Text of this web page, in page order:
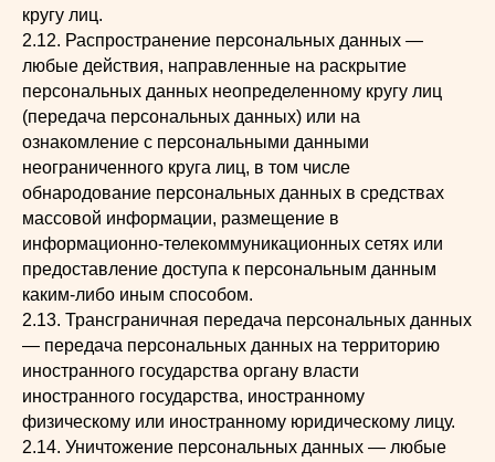
кругу лиц.
2.12. Распространение персональных данных —
любые действия, направленные на раскрытие
персональных данных неопределенному кругу лиц
(передача персональных данных) или на
ознакомление с персональными данными
неограниченного круга лиц, в том числе
обнародование персональных данных в средствах
массовой информации, размещение в
информационно-телекоммуникационных сетях или
предоставление доступа к персональным данным
каким-либо иным способом.
2.13. Трансграничная передача персональных данных
— передача персональных данных на территорию
иностранного государства органу власти
иностранного государства, иностранному
физическому или иностранному юридическому лицу.
2.14. Уничтожение персональных данных — любые